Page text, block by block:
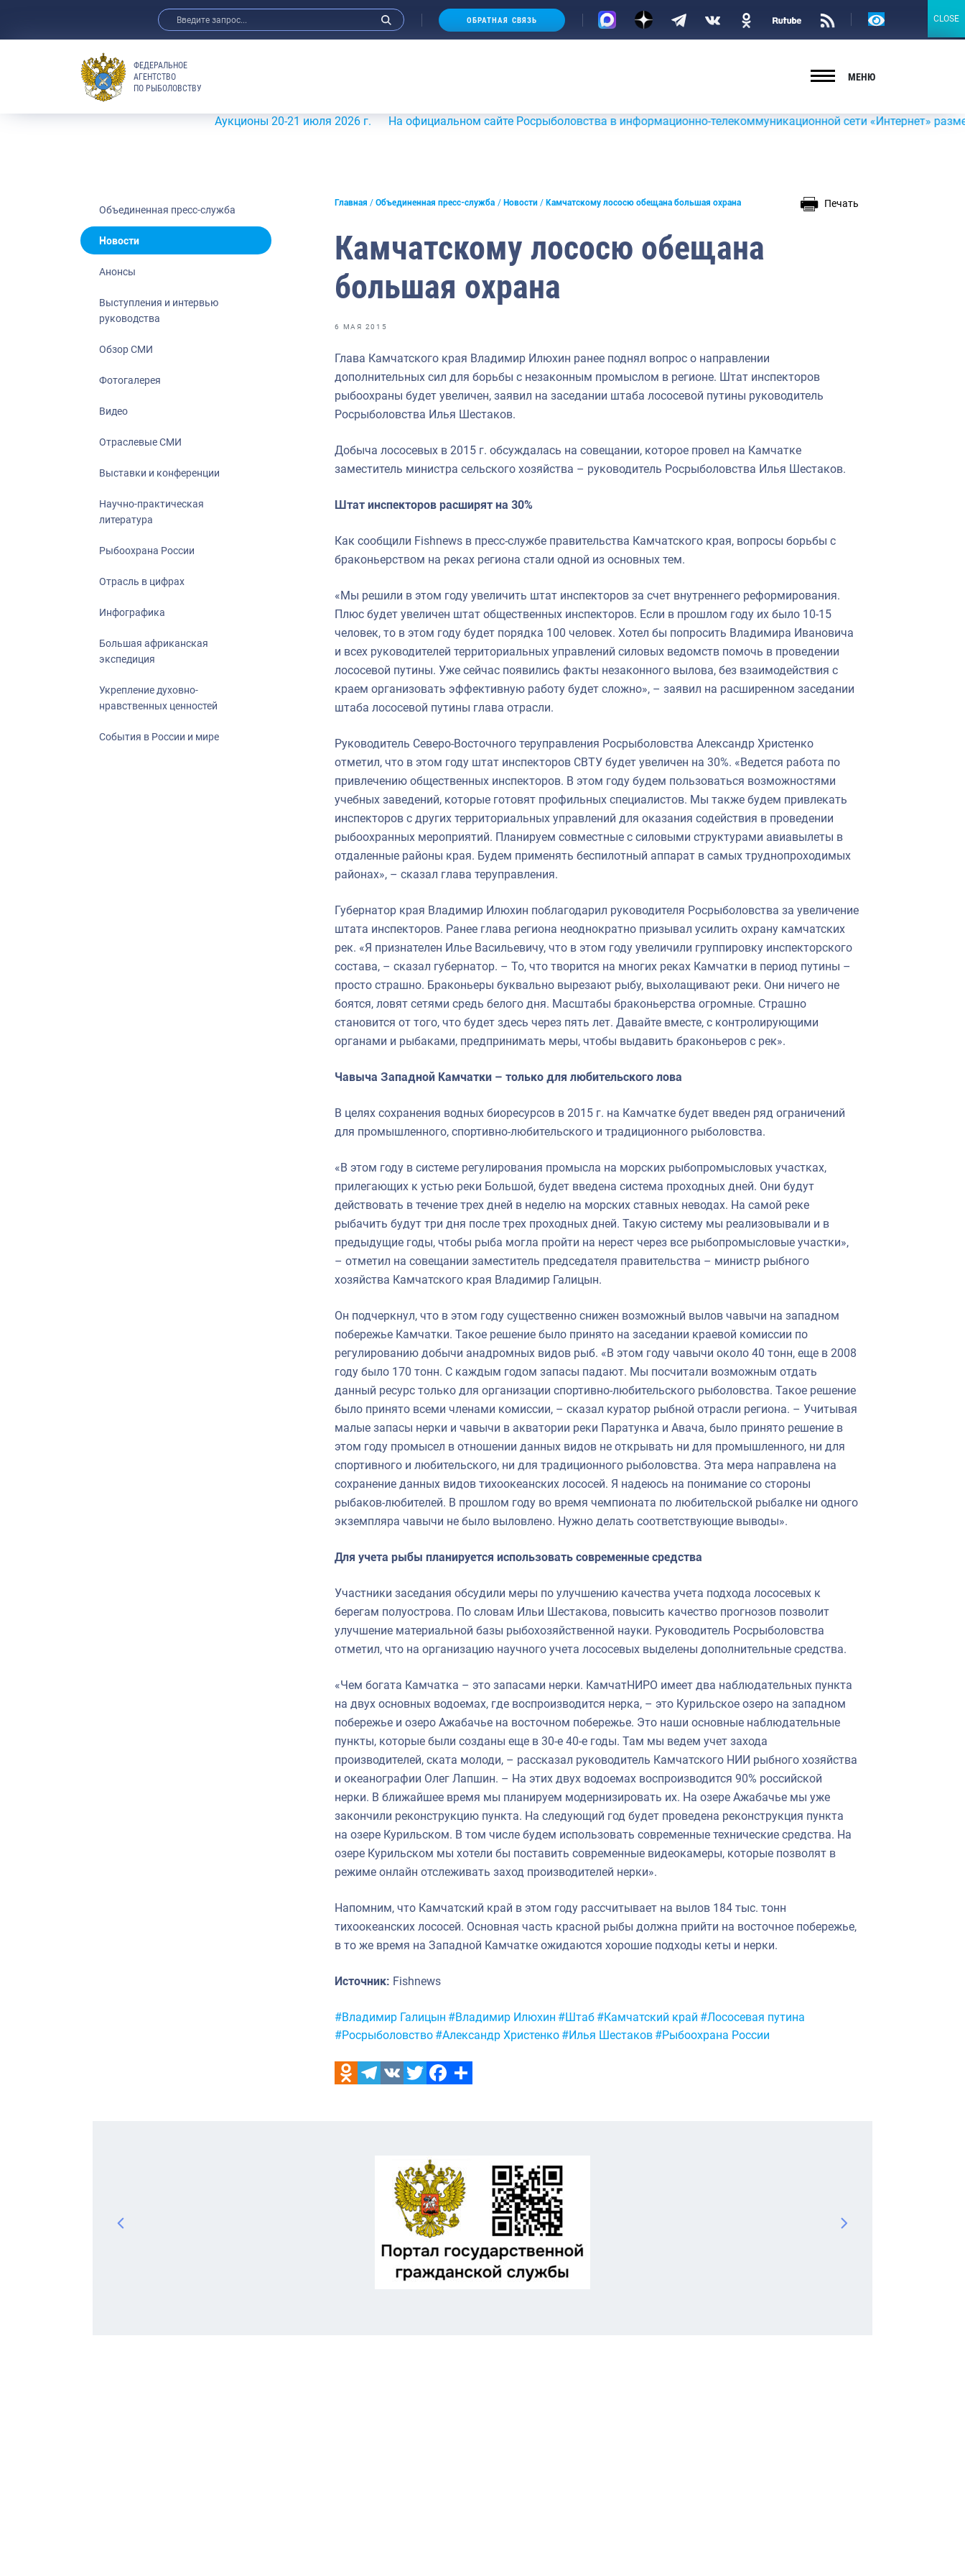
Анонсы
Отраслевые СМИ
Выставки и конференции
Научно-практическая литература
Рыбоохрана России
Отрасль в цифрах
Укрепление духовно-нравственных
ОБРАТНАЯ СВЯЗЬ
Версия
ФЕДЕРАЛЬНОЕ
АГЕНТСТВО
ПО РЫБОЛОВСТВУ
МЕНЮ
Аукционы 20-21 июля 2026 г. На официальном сайте Росрыболовства в информационно-телекоммуникационной сети «Интернет» размещена
Объединенная пресс-служба
Новости
Анонсы
Выступления и интервью
руководства
Обзор СМИ
Фотогалерея
Видео
Отраслевые СМИ
Выставки и конференции
Научно-практическая
литература
Рыбоохрана России
Отрасль в цифрах
Инфографика
Большая африканская
экспедиция
Укрепление духовно-
нравственных ценностей
События в России и мире
Главная Объединенная пресс-служба Новости Камчатскому лососю обещана большая охрана Печать
Камчатскому лососю обещана
большая охрана
6 МАЯ 2015
Глава Камчатского края Владимир Илюхин ранее поднял вопрос о направлении
дополнительных сил для борьбы с незаконным промыслом в регионе. Штат инспекторов
рыбоохраны будет увеличен, заявил на заседании штаба лососевой путины руководитель
Росрыболовства Илья Шестаков.
Добыча лососевых в 2015 г. обсуждалась на совещании, которое провел на Камчатке
заместитель министра сельского хозяйства – руководитель Росрыболовства Илья Шестаков.
Штат инспекторов расширят на 30%
Как сообщили Fishnews в пресс-службе правительства Камчатского края, вопросы борьбы с
браконьерством на реках региона стали одной из основных тем.
«Мы решили в этом году увеличить штат инспекторов за счет внутреннего реформирования.
Плюс будет увеличен штат общественных инспекторов. Если в прошлом году их было 10-15
человек, то в этом году будет порядка 100 человек. Хотел бы попросить Владимира Ивановича
и всех руководителей территориальных управлений силовых ведомств помочь в проведении
лососевой путины. Уже сейчас появились факты незаконного вылова, без взаимодействия с
краем организовать эффективную работу будет сложно», – заявил на расширенном заседании
штаба лососевой путины глава отрасли.
Руководитель Северо-Восточного теруправления Росрыболовства Александр Христенко
отметил, что в этом году штат инспекторов СВТУ будет увеличен на 30%. «Ведется работа по
привлечению общественных инспекторов. В этом году будем пользоваться возможностями
учебных заведений, которые готовят профильных специалистов. Мы также будем привлекать
инспекторов с других территориальных управлений для оказания содействия в проведении
рыбоохранных мероприятий. Планируем совместные с силовыми структурами авиавылеты в
отдаленные районы края. Будем применять беспилотный аппарат в самых труднопроходимых
районах», – сказал глава теруправления.
Губернатор края Владимир Илюхин поблагодарил руководителя Росрыболовства за увеличение
штата инспекторов. Ранее глава региона неоднократно призывал усилить охрану камчатских
рек. «Я признателен Илье Васильевичу, что в этом году увеличили группировку инспекторского
состава, – сказал губернатор. – То, что творится на многих реках Камчатки в период путины –
просто страшно. Браконьеры буквально вырезают рыбу, выхолащивают реки. Они ничего не
боятся, ловят сетями средь белого дня. Масштабы браконьерства огромные. Страшно
становится от того, что будет здесь через пять лет. Давайте вместе, с контролирующими
органами и рыбаками, предпринимать меры, чтобы выдавить браконьеров с рек».
Чавыча Западной Камчатки – только для любительского лова
В целях сохранения водных биоресурсов в 2015 г. на Камчатке будет введен ряд ограничений
для промышленного, спортивно-любительского и традиционного рыболовства.
«В этом году в системе регулирования промысла на морских рыбопромысловых участках,
прилегающих к устью реки Большой, будет введена система проходных дней. Они будут
действовать в течение трех дней в неделю на морских ставных неводах. На самой реке
рыбачить будут три дня после трех проходных дней. Такую систему мы реализовывали и в
предыдущие годы, чтобы рыба могла пройти на нерест через все рыбопромысловые участки»,
– отметил на совещании заместитель председателя правительства – министр рыбного
хозяйства Камчатского края Владимир Галицын.
Он подчеркнул, что в этом году существенно снижен возможный вылов чавычи на западном
побережье Камчатки. Такое решение было принято на заседании краевой комиссии по
регулированию добычи анадромных видов рыб. «В этом году чавычи около 40 тонн, еще в 2008
году было 170 тонн. С каждым годом запасы падают. Мы посчитали возможным отдать
данный ресурс только для организации спортивно-любительского рыболовства. Такое решение
было принято всеми членами комиссии, – сказал куратор рыбной отрасли региона. – Учитывая
малые запасы нерки и чавычи в акватории реки Паратунка и Авача, было принято решение в
этом году промысел в отношении данных видов не открывать ни для промышленного, ни для
спортивного и любительского, ни для традиционного рыболовства. Эта мера направлена на
сохранение данных видов тихоокеанских лососей. Я надеюсь на понимание со стороны
рыбаков-любителей. В прошлом году во время чемпионата по любительской рыбалке ни одного
экземпляра чавычи не было выловлено. Нужно делать соответствующие выводы».
Для учета рыбы планируется использовать современные средства
Участники заседания обсудили меры по улучшению качества учета подхода лососевых к
берегам полуострова. По словам Ильи Шестакова, повысить качество прогнозов позволит
улучшение материальной базы рыбохозяйственной науки. Руководитель Росрыболовства
отметил, что на организацию научного учета лососевых выделены дополнительные средства.
«Чем богата Камчатка – это запасами нерки. КамчатНИРО имеет два наблюдательных пункта
на двух основных водоемах, где воспроизводится нерка, – это Курильское озеро на западном
побережье и озеро Ажабачье на восточном побережье. Это наши основные наблюдательные
пункты, которые были созданы еще в 30-е 40-е годы. Там мы ведем учет захода
производителей, ската молоди, – рассказал руководитель Камчатского НИИ рыбного хозяйства
и океанографии Олег Лапшин. – На этих двух водоемах воспроизводится 90% российской
нерки. В ближайшее время мы планируем модернизировать их. На озере Ажабачье мы уже
закончили реконструкцию пункта. На следующий год будет проведена реконструкция пункта
на озере Курильском. В том числе будем использовать современные технические средства. На
озере Курильском мы хотели бы поставить современные видеокамеры, которые позволят в
режиме онлайн отслеживать заход производителей нерки».
Напомним, что Камчатский край в этом году рассчитывает на вылов 184 тыс. тонн
тихоокеанских лососей. Основная часть красной рыбы должна прийти на восточное побережье,
в то же время на Западной Камчатке ожидаются хорошие подходы кеты и нерки.
Источник: Fishnews
Метки:
#Владимир Галицын #Владимир Илюхин #Штаб #Камчатский край #Лососевая путина
#Росрыболовство #Александр Христенко #Илья Шестаков #Рыбоохрана России
CLOSE
CLOSE